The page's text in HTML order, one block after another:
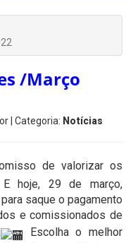
/Março
| Categoria: Notícias
de valorizar os
E hoje, 29 de março,
saque o pagamento
e comissionados de
Escolha o melhor